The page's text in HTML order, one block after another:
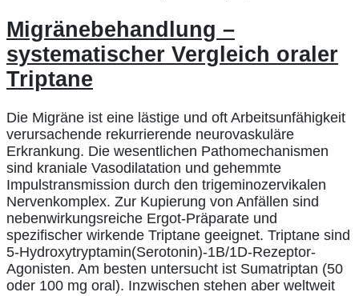
Migränebehandlung –
systematischer Vergleich oraler
Triptane
Die Migräne ist eine lästige und oft Arbeitsunfähigkeit
verursachende rekurrierende neurovaskuläre
Erkrankung. Die wesentlichen Pathomechanismen
sind kraniale Vasodilatation und gehemmte
Impulstransmission durch den trigeminozervikalen
Nervenkomplex. Zur Kupierung von Anfällen sind
nebenwirkungsreiche Ergot-Präparate und
spezifischer wirkende Triptane geeignet. Triptane sind
5-Hydroxytryptamin(Serotonin)-1B/1D-Rezeptor-
Agonisten. Am besten untersucht ist Sumatriptan (50
oder 100 mg oral). Inzwischen stehen aber weltweit